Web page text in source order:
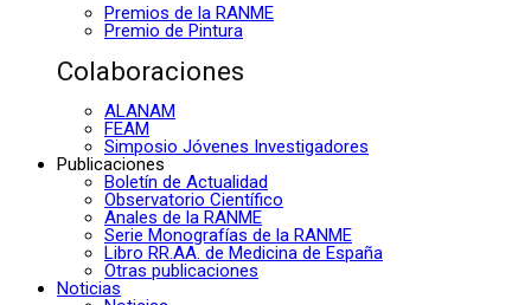
Premios de la RANME
Premio de Pintura
Colaboraciones
ALANAM
FEAM
Simposio Jóvenes Investigadores
Publicaciones
Boletín de Actualidad
Observatorio Científico
Anales de la RANME
Serie Monografías de la RANME
Libro RR.AA. de Medicina de España
Otras publicaciones
Noticias